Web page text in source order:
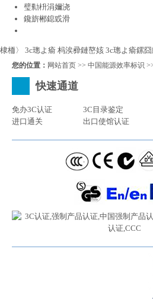
璧勬枡涓嬭浇
鑱旂郴鎴戜滑
棣栭〉 3c璁よ瘉 杩涘彛鏈嶅姟 3c璁よ瘉鏍
您的位置： 网站首页 >> 中国能源效率标识
快速通道
免办3C认证 3C目录鉴定
进口通关
出口使馆认证